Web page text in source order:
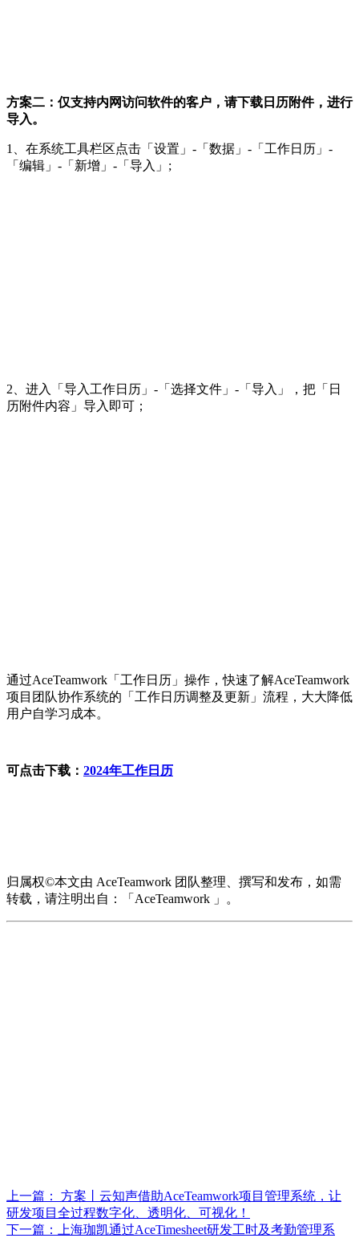
方案二：仅支持内网访问软件的客户，请下载日历附件，进行
导入。
1、在系统工具栏区点击「设置」-「数据」-「工作日历」-
「编辑」-「新增」-「导入」;
2、进入「导入工作日历」-「选择文件」-「导入」，把「日
历附件内容」导入即可；
通过AceTeamwork「工作日历」操作，快速了解AceTeamwork
项目团队协作系统的「工作日历调整及更新」流程，大大降低
用户自学习成本。
可点击下载： 2024年工作日历
归属权©本文由 AceTeamwork 团队整理、撰写和发布，如需
转载，请注明出自：「AceTeamwork 」。
上一篇： 方案丨云知声借助AceTeamwork项目管理系统，让
研发项目全过程数字化、透明化、可视化！
下一篇：
上海珈凯通过AceTimesheet研发工时及考勤管理系